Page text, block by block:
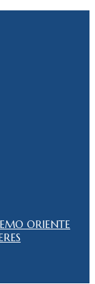
ORIENTE